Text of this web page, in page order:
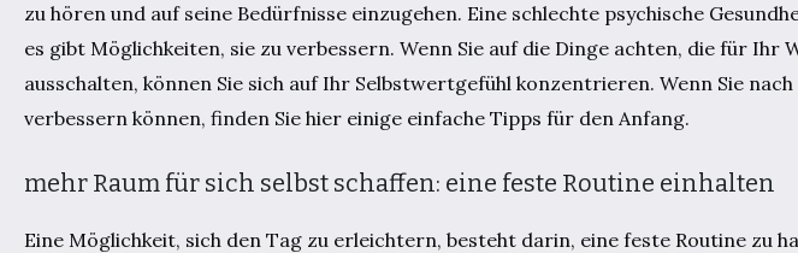
zu hören und auf seine Bedürfnisse einzugehen. Eine schlechte psychische
es gibt Möglichkeiten, sie zu verbessern. Wenn Sie auf die Dinge achten, die für
ausschalten, können Sie sich auf Ihr Selbstwertgefühl konzentrieren. Wenn Sie
verbessern können, finden Sie hier einige einfache Tipps für den Anfang.
mehr Raum für sich selbst schaffen: eine feste Routine einhalten
Eine Möglichkeit, sich den Tag zu erleichtern, besteht darin, eine feste Routine zu